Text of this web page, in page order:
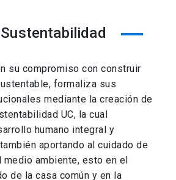
su compromiso con construir
formaliza sus
mediante la creación de
UC, la cual
humano integral y
aportando al cuidado de
medio ambiente, esto en el
de la casa común y en la